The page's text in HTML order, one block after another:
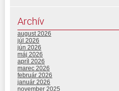
Archív
august 2026
júl 2026
jún 2026
máj 2026
apríl 2026
marec 2026
február 2026
január 2026
november 2025